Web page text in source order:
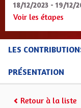
18/12/2023 - 19/12/
Voir les étapes
LES
PRÉSENTATION
Retour à la liste